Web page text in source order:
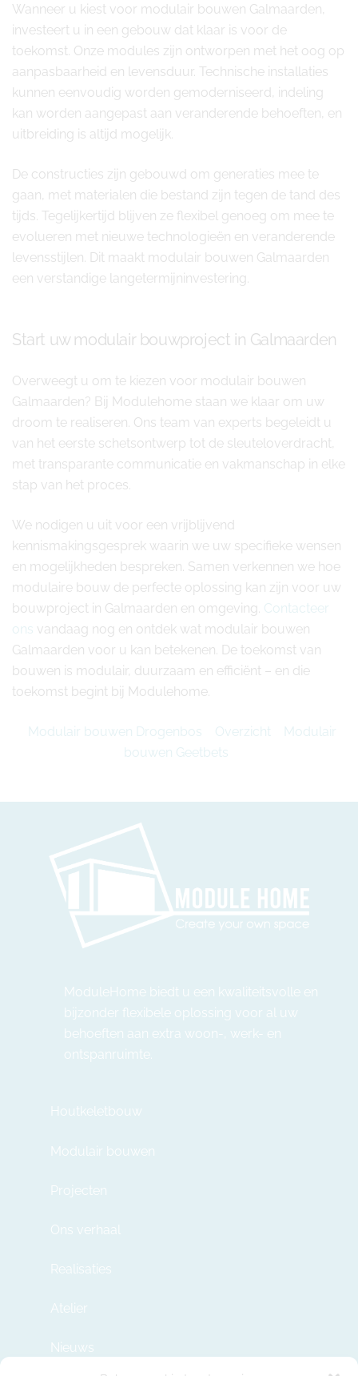
Wanneer u kiest voor modulair bouwen Galmaarden,
investeert u in een gebouw dat klaar is voor de
toekomst. Onze modules zijn ontworpen met het oog op
aanpasbaarheid en levensduur. Technische installaties
kunnen eenvoudig worden gemoderniseerd, indeling
kan worden aangepast aan veranderende behoeften, en
uitbreiding is altijd mogelijk.
De constructies zijn gebouwd om generaties mee te
gaan, met materialen die bestand zijn tegen de tand des
tijds. Tegelijkertijd blijven ze flexibel genoeg om mee te
evolueren met nieuwe technologieën en veranderende
levensstijlen. Dit maakt modulair bouwen Galmaarden
een verstandige langetermijninvestering.
Start uw modulair bouwproject in Galmaarden
Overweegt u om te kiezen voor modulair bouwen
Galmaarden? Bij Modulehome staan we klaar om uw
droom te realiseren. Ons team van experts begeleidt u
van het eerste schetsontwerp tot de sleuteloverdracht,
met transparante communicatie en vakmanschap in elke
stap van het proces.
We nodigen u uit voor een vrijblijvend
kennismakingsgesprek waarin we uw specifieke wensen
en mogelijkheden bespreken. Samen verkennen we hoe
modulaire bouw de perfecte oplossing kan zijn voor uw
bouwproject in Galmaarden en omgeving. Contacteer
ons vandaag nog en ontdek wat modulair bouwen
Galmaarden voor u kan betekenen. De toekomst van
bouwen is modulair, duurzaam en efficiënt – en die
toekomst begint bij Modulehome.
Modulair bouwen Drogenbos Overzicht
Modulair
bouwen Geetbets
ModuleHome biedt u een kwaliteitsvolle en
bijzonder flexibele oplossing voor al uw
behoeften aan extra woon-, werk- en
ontspanruimte.
Houtkeletbouw
Modulair bouwen
Projecten
Ons verhaal
Realisaties
Atelier
Nieuws